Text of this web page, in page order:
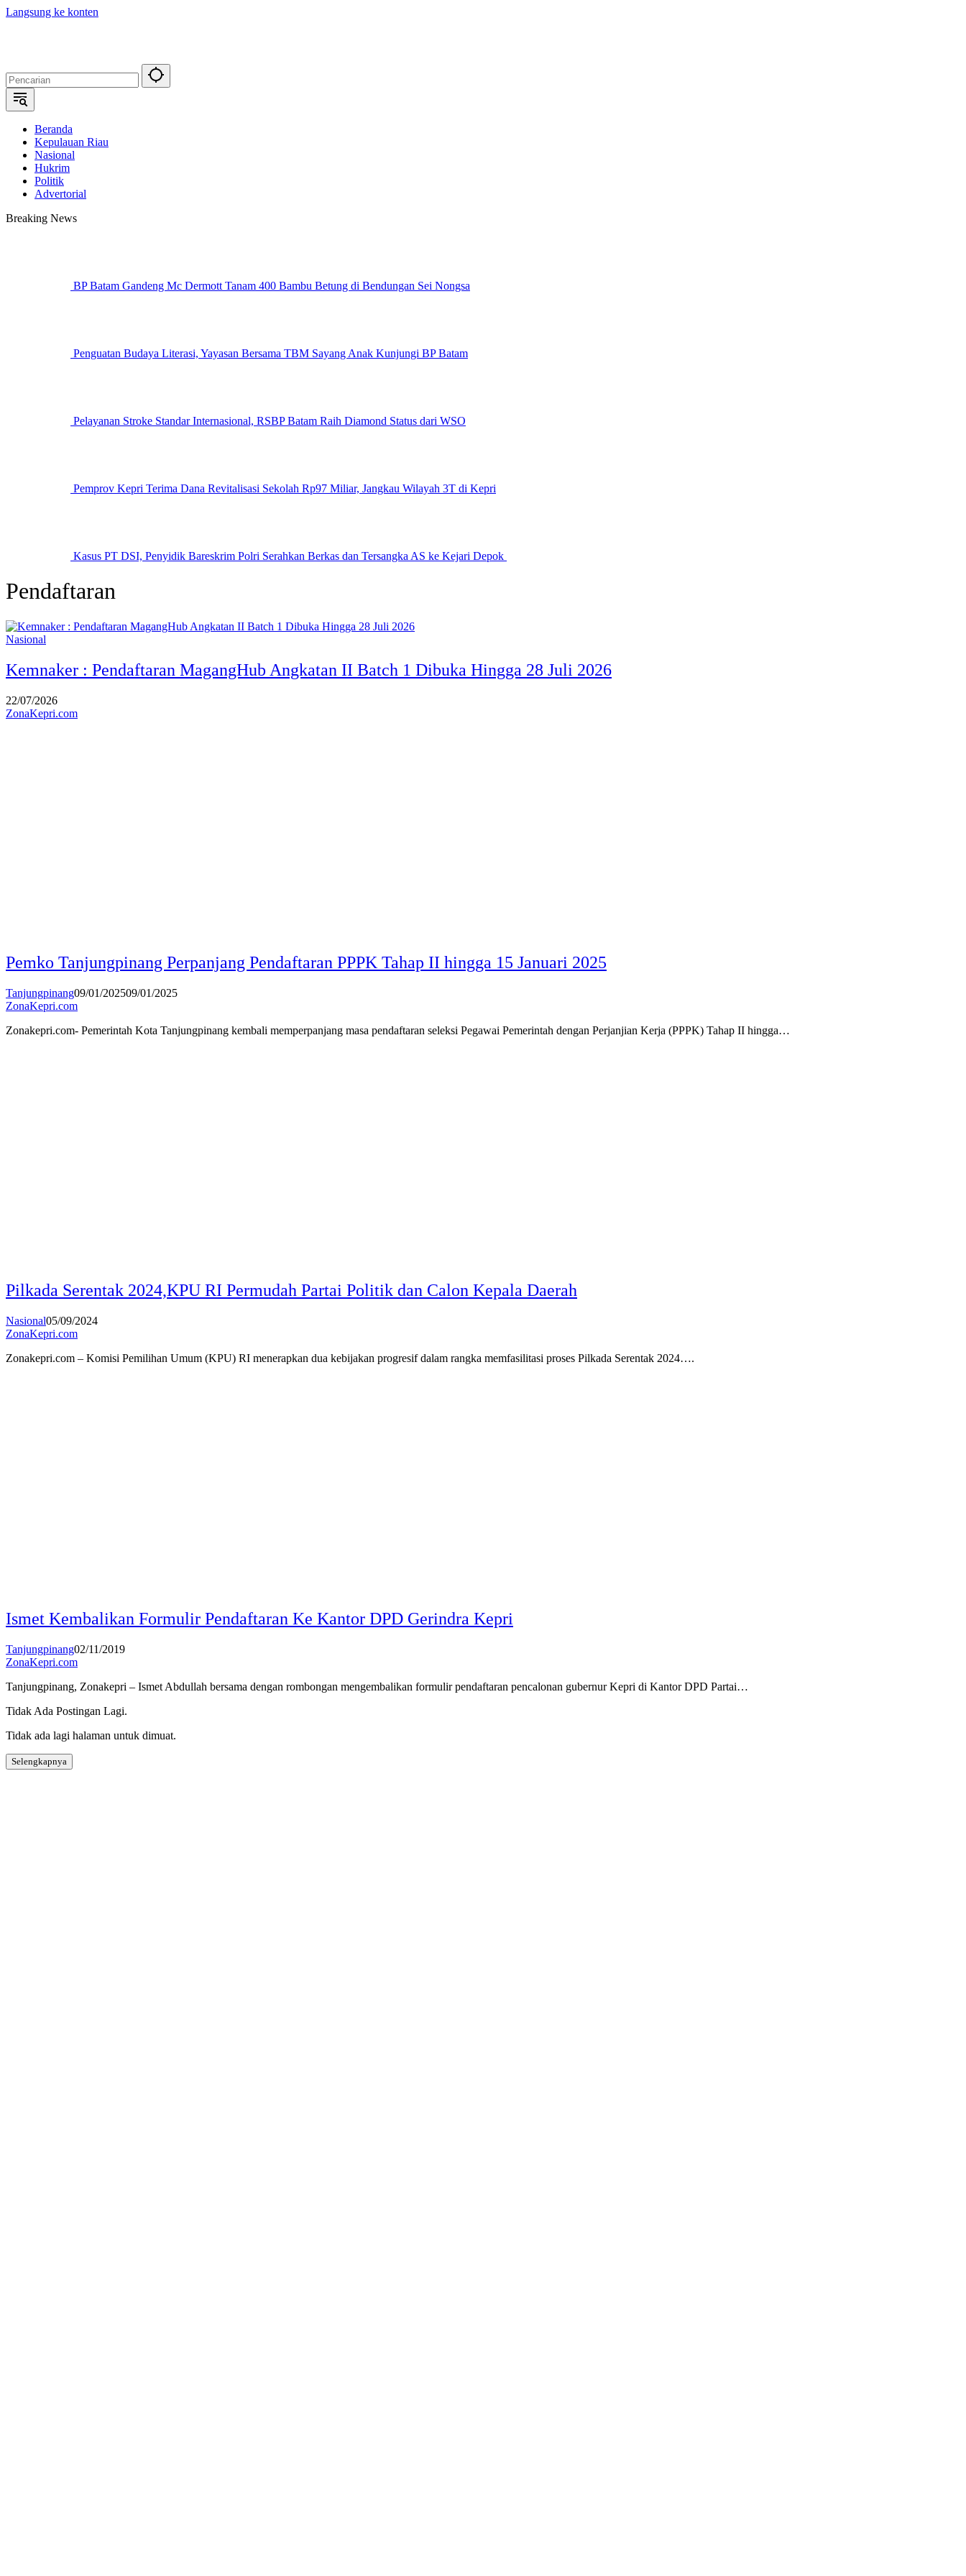
Langsung ke konten
Beranda
Kepulauan Riau
Nasional
Hukrim
Politik
Advertorial
Breaking News
BP Batam Gandeng Mc Dermott Tanam 400 Bambu Betung di Bendungan Sei Nongsa
Penguatan Budaya Literasi, Yayasan Bersama TBM Sayang Anak Kunjungi BP Batam
Pelayanan Stroke Standar Internasional, RSBP Batam Raih Diamond Status dari WSO
Pemprov Kepri Terima Dana Revitalisasi Sekolah Rp97 Miliar, Jangkau Wilayah 3T di Kepri
Kasus PT DSI, Penyidik Bareskrim Polri Serahkan Berkas dan Tersangka AS ke Kejari Depok
Pendaftaran
Nasional
Kemnaker : Pendaftaran MagangHub Angkatan II Batch 1 Dibuka Hingga 28 Juli 2026
22/07/2026
ZonaKepri.com
Pemko Tanjungpinang Perpanjang Pendaftaran PPPK Tahap II hingga 15 Januari 2025
Tanjungpinang09/01/202509/01/2025
ZonaKepri.com
Zonakepri.com- Pemerintah Kota Tanjungpinang kembali memperpanjang masa pendaftaran seleksi Pegawai Pemerintah dengan Perjanjian Kerja (PPPK) Tahap II hingga…
Pilkada Serentak 2024,KPU RI Permudah Partai Politik dan Calon Kepala Daerah
Nasional05/09/2024
ZonaKepri.com
Zonakepri.com – Komisi Pemilihan Umum (KPU) RI menerapkan dua kebijakan progresif dalam rangka memfasilitasi proses Pilkada Serentak 2024….
Ismet Kembalikan Formulir Pendaftaran Ke Kantor DPD Gerindra Kepri
Tanjungpinang02/11/2019
ZonaKepri.com
Tanjungpinang, Zonakepri – Ismet Abdullah bersama dengan rombongan mengembalikan formulir pendaftaran pencalonan gubernur Kepri di Kantor DPD Partai…
Tidak Ada Postingan Lagi.
Tidak ada lagi halaman untuk dimuat.
Selengkapnya